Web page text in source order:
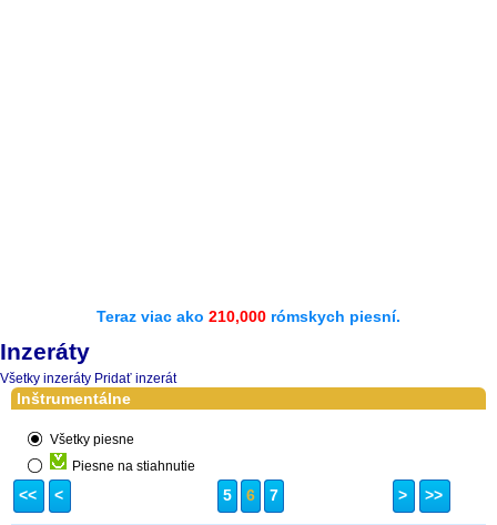
Teraz viac ako 210,000 rómskych piesní.
Inzeráty
Všetky inzeráty Pridať inzerát
Inštrumentálne
Všetky piesne
Piesne na stiahnutie
<< < 5 6 7 > >>